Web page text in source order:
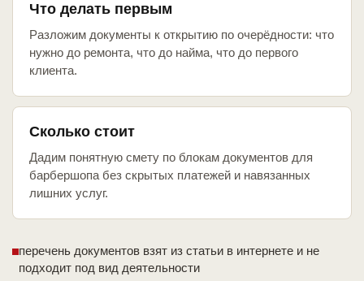
Что делать первым
Разложим документы к открытию по очерёдности: что
нужно до ремонта, что до найма, что до первого
клиента.
Сколько стоит
Дадим понятную смету по блокам документов для
барбершопа без скрытых платежей и навязанных
лишних услуг.
перечень документов взят из статьи в интернете и не
подходит под вид деятельности